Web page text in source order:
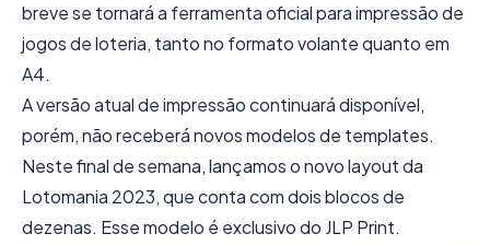
breve se tornará a ferramenta oficial para impressão de
jogos de loteria, tanto no formato volante quanto em
A4.
A versão atual de impressão continuará disponível,
porém, não receberá novos modelos de templates.
Neste final de semana, lançamos o novo layout da
Lotomania 2023, que conta com dois blocos de
dezenas. Esse modelo é exclusivo do JLP Print.